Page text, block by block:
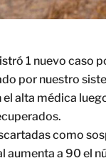
1 nuevo caso
por nuestro
alta médica
como
aumenta a 90 el